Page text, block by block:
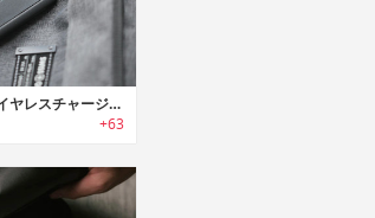
KableCARD｜ワイヤレスチャージ可能なクレジットカードサイズマルチケーブル「ケーブルカード」
+63